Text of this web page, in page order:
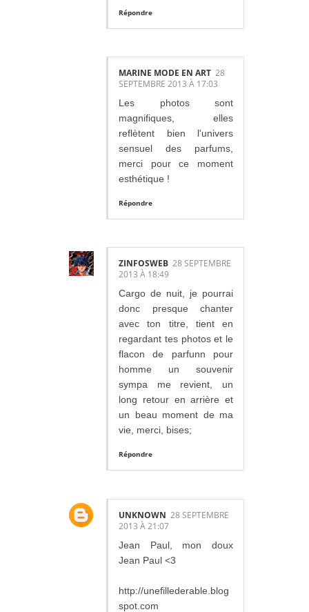
Répondre
MARINE MODE EN ART 28
SEPTEMBRE 2013 À 17:03
Les photos sont
magnifiques, elles
reflètent bien l'univers
sensuel des parfums,
merci pour ce moment
esthétique !
Répondre
ZINFOSWEB 28 SEPTEMBRE
2013 À 18:49
Cargo de nuit, je pourrai
donc presque chanter
avec ton titre, tient en
regardant tes photos et le
flacon de parfunn pour
homme un souvenir
sympa me revient, un
long retour en arrière et
un beau moment de ma
vie, merci, bises;
Répondre
UNKNOWN 28 SEPTEMBRE
2013 À 21:07
Jean Paul, mon doux
Jean Paul <3
http://unefillederable.blog
spot.com